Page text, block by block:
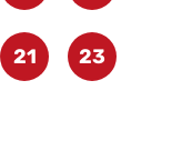
21 23